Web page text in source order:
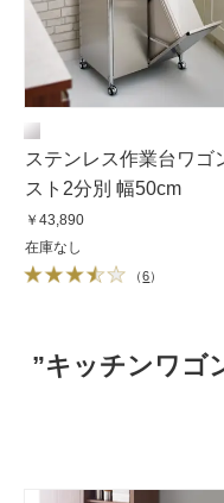
ステンレス作業台ワゴ
スト2分別 幅50cm
￥43,890
在庫なし
（6）
”キッチンワゴ